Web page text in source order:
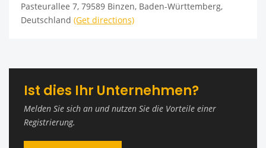
Pasteurallee 7, 79589 Binzen, Baden-Württemberg,
Deutschland (Get directions)
Ist dies Ihr Unternehmen?
Melden Sie sich an und nutzen Sie die Vorteile einer
Registrierung.